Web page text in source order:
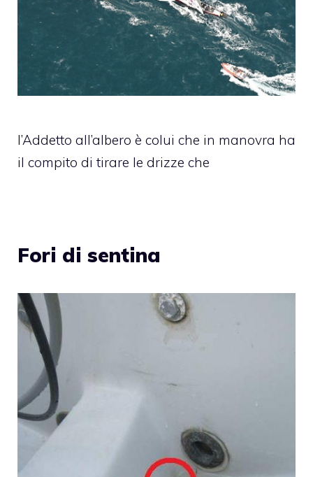
l’Addetto all’albero è colui che in manovra ha
il compito di tirare le drizze che
Fori di sentina